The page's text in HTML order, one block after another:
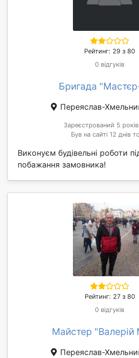
Рейтинг: 29 з 80
0 відгуків
Бригада
Переяслав-
Зареєстрований 5
Був на сайті 12 днів
Виконуєм будівельні роботи
побажання замовника!
Рейтинг: 27 з 80
0 відгуків
Майстер "Валерій
Переяслав-